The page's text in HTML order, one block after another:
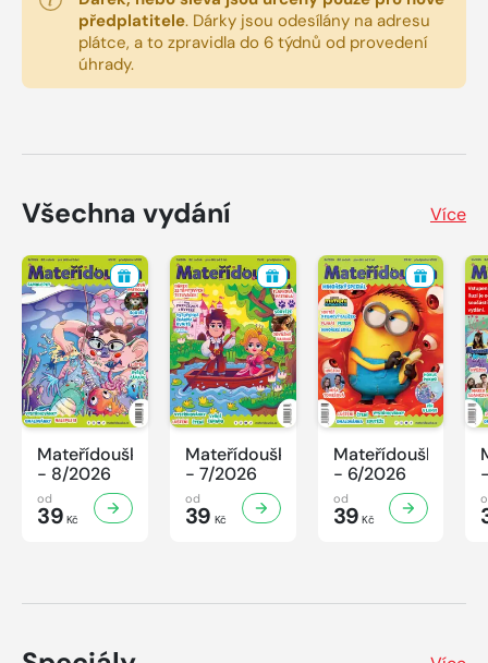
předplatitele. Dárky jsou odesílány na adresu
plátce, a to zpravidla do 6 týdnů od provedení
úhrady.
Všechna vydání Více
Mateřídouška
- 8/2026
od
39 Kč
Mateřídouška
- 7/2026
od
39 Kč
Mateřídouška
- 6/2026
od
39 Kč